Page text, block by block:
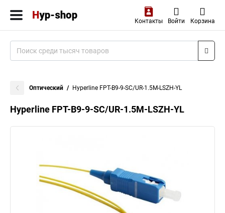
Контакты Войти Корзина
Оптический Hyperline FPT-B9-9-SC/UR-1.5M-LSZH-YL
Hyperline FPT-B9-9-SC/UR-1.5M-LSZH-YL